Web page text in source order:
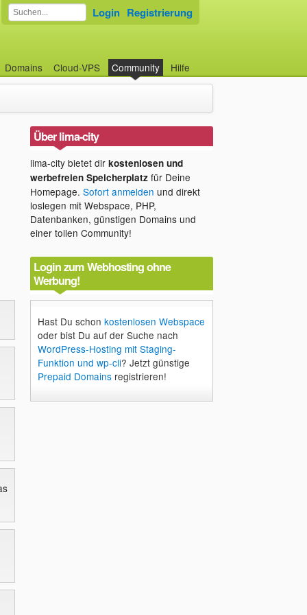
Domains Cloud-VPS Community Hilfe
Login Registrierung
Über lima-city
lima-city bietet dir kostenlosen und
werbefreien Speicherplatzfür Deine
Homepage. Sofort anmelden und direkt
loslegen mit Webspace, PHP,
Datenbanken, günstigen Domains und
einer tollen Community!
Login zum Webhosting ohne
Werbung!
Hast Du schon kostenlosen Webspace
oder bist Du auf der Suche nach
WordPress-Hosting mit Staging-
Funktion und wp-cli? Jetzt günstige
Prepaid Domainsregistrieren!